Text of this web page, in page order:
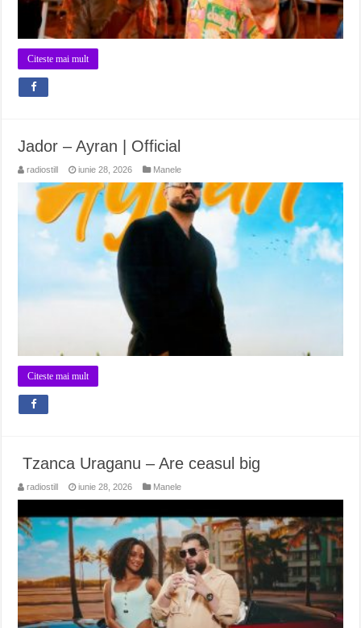
Citeste mai mult
Jador – Ayran | Official
radiostill iunie 28, 2026 Manele
Citeste mai mult
Tzanca Uraganu – Are ceasul big
radiostill iunie 28, 2026 Manele